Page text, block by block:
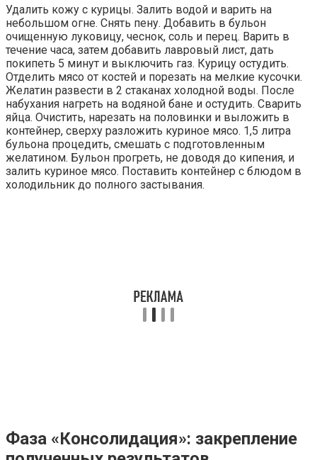
Удалить кожу с курицы. Залить водой и варить на
небольшом огне. Снять пену. Добавить в бульон
очищенную луковицу, чеснок, соль и перец. Варить в
течение часа, затем добавить лавровый лист, дать
покипеть 5 минут и выключить газ. Курицу остудить.
Отделить мясо от костей и порезать на мелкие кусочки.
Желатин развести в 2 стаканах холодной воды. После
набухания нагреть на водяной бане и остудить. Сварить
яйца. Очистить, нарезать на половинки и выложить в
контейнер, сверху разложить куриное мясо. 1,5 литра
бульона процедить, смешать с подготовленным
желатином. Бульон прогреть, не доводя до кипения, и
залить куриное мясо. Поставить контейнер с блюдом в
холодильник до полного застывания.
Фаза «Консолидация»: закрепление